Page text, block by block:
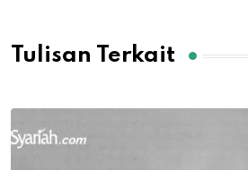
Tulisan Terkait